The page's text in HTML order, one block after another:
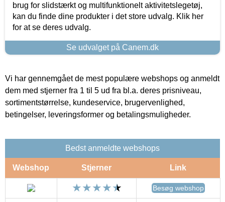
brug for slidstærkt og multifunktionelt aktivitetslegetøj,
kan du finde dine produkter i det store udvalg. Klik her
for at se deres udvalg.
Se udvalget på Canem.dk
Vi har gennemgået de mest populære webshops og anmeldt
dem med stjerner fra 1 til 5 ud fra bl.a. deres prisniveau,
sortimentstørrelse, kundeservice, brugervenlighed,
betingelser, leveringsformer og betalingsmuligheder.
Bedst anmeldte webshops
Webshop Stjerner Link
Besøg webshop